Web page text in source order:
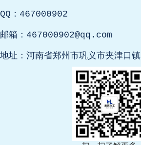
QQ：467000902
邮箱：467000902@qq.com
地址：河南省郑州市巩义市夹津口镇